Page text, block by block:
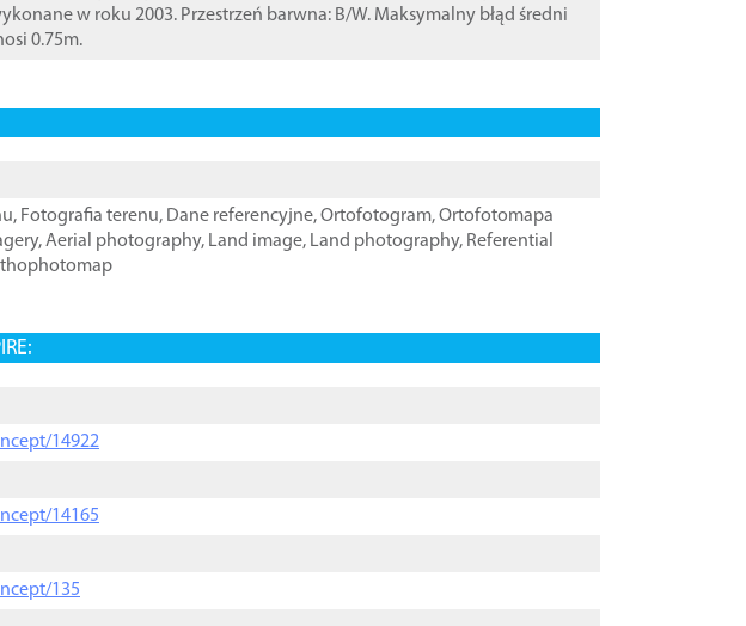
w roku 2003. Przestrzeń barwna: B/W. Maksymalny błąd średni
0.75m.
, Fotografia terenu, Dane referencyjne,Ortofotogram,Ortofotomapa
,Aerial photography, Land image, Land photography, Referential
14922
14165
135